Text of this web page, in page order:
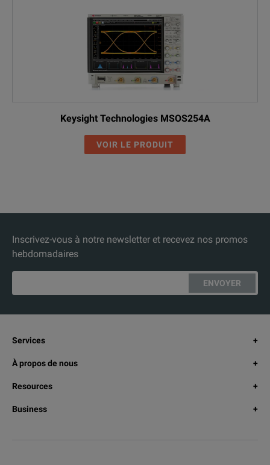
Keysight Technologies MSOS254A
VOIR LE PRODUIT
Inscrivez-vous à notre newsletter et recevez nos promos
hebdomadaires
ENVOYER
Services
À propos de nous
Resources
Business